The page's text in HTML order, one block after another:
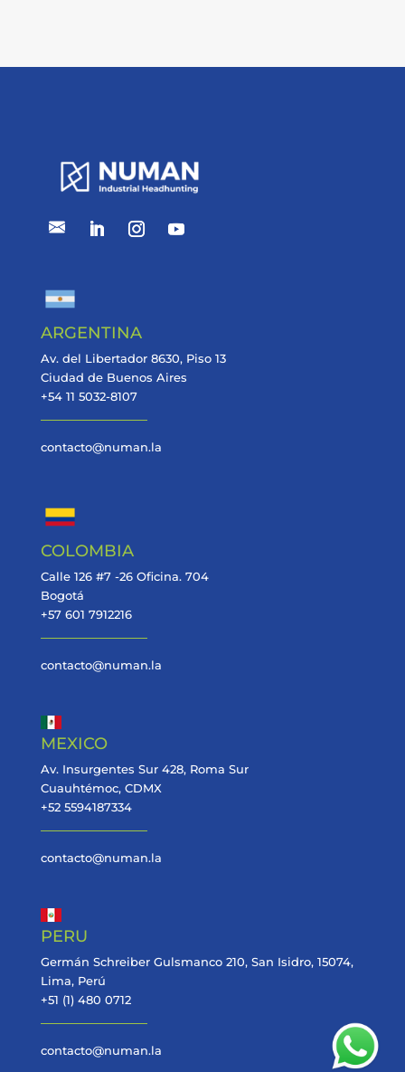
ARGENTINA
Av. del Libertador 8630, Piso 13
Ciudad de Buenos Aires
+54 11 5032-8107
contacto@numan.la
COLOMBIA
Calle 126 #7 -26 Oficina. 704
Bogotá
+57 601 7912216
contacto@numan.la
MEXICO
Av. Insurgentes Sur 428, Roma Sur
Cuauhtémoc, CDMX
+52 5594187334
contacto@numan.la
PERU
Germán Schreiber Gulsmanco 210, San Isidro, 15074,
Lima, Perú
+51 (1) 480 0712
contacto@numan.la